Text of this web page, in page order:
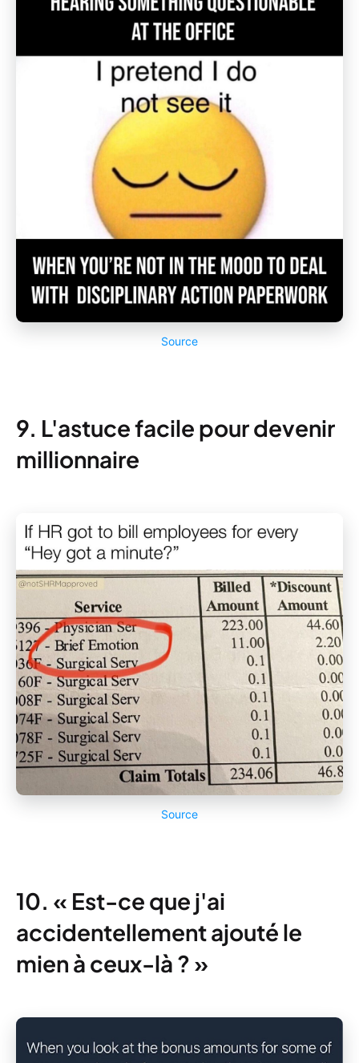
Source
9. L'astuce facile pour devenir
millionnaire
Source
10. « Est-ce que j'ai
accidentellement ajouté le
mien à ceux-là ? »